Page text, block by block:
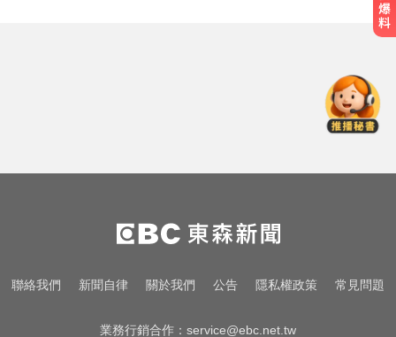
給水手終止4連勝
淑麗氣象／白海豚路徑變了！最快
明海警 未來一週降雨熱區曝
才宣佈停播一週！網紅「肥大叔」
聯絡我們 新聞自律 關於我們 公告 隱私權政策 常見問題
業務行銷合作： service@ebc.net.tw